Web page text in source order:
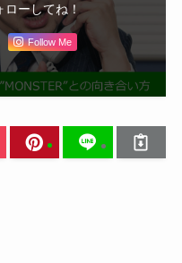
ローしてね！
Follow Me